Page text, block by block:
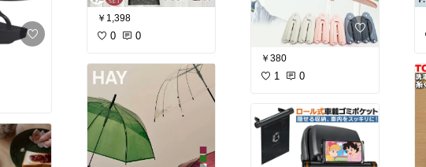
￥1,398
0 0
￥380
1 0